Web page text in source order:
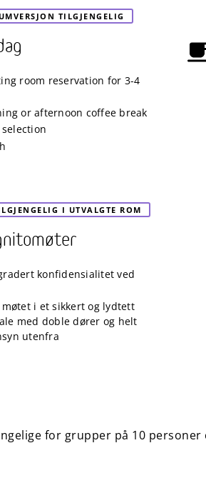
TILGJENGELIG
room reservation for 3-4
or afternoon coffee break
I UTVALGTE ROM
konfidensialitet ved
møtet i et sikkert og lydtett
med doble dører og helt
utenfra
for grupper på 10 personer